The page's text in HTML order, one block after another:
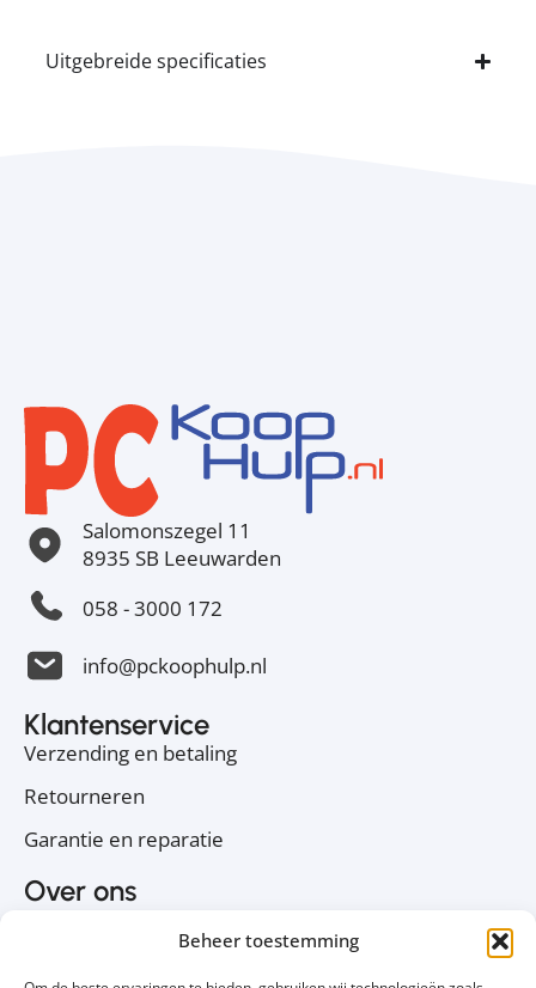
Beheer toestemming
Uitgebreide specificaties
Salomonszegel 11
8935 SB Leeuwarden
058 - 3000 172
info@pckoophulp.nl
Klantenservice
Verzending en betaling
Retourneren
Garantie en reparatie
Over ons